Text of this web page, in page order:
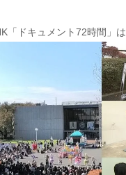
「ドキュメント72時間」は